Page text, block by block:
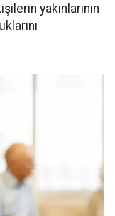
yakınlarının